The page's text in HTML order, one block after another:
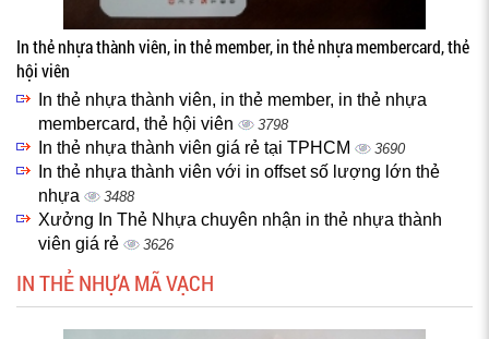
In thẻ nhựa thành viên, in thẻ member, in thẻ nhựa membercard, thẻ
hội viên
In thẻ nhựa thành viên, in thẻ member, in thẻ nhựa
membercard, thẻ hội viên
3798
In thẻ nhựa thành viên giá rẻ tại TPHCM 3690
In thẻ nhựa thành viên với in offset số lượng lớn thẻ
nhựa
3488
Xưởng In Thẻ Nhựa chuyên nhận in thẻ nhựa thành
viên giá rẻ
3626
IN THẺ NHỰA MÃ VẠCH